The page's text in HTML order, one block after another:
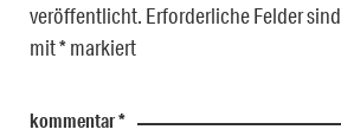
veröffentlicht. Erforderliche Felder sind
mit*markiert
kommentar*